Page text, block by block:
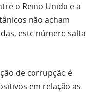
o Reino Unido e a
não acham
este número salta
de corrupção é
em relação as